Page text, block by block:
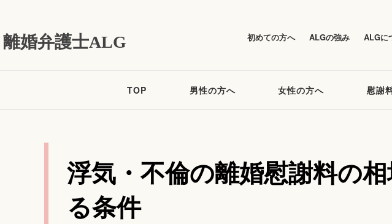
離婚弁護士ALG 初めての方へ ALGの強み ALGに
TOP 男性の方へ 女性の方へ 慰謝
浮気・不倫の離婚慰謝料の
る条件